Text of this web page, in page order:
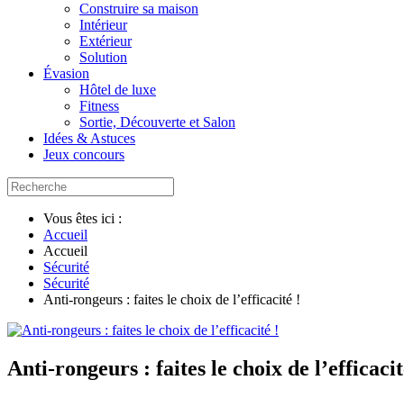
Construire sa maison
Intérieur
Extérieur
Solution
Évasion
Hôtel de luxe
Fitness
Sortie, Découverte et Salon
Idées & Astuces
Jeux concours
Vous êtes ici :
Accueil
Accueil
Sécurité
Sécurité
Anti-rongeurs : faites le choix de l’efficacité !
Anti-rongeurs : faites le choix de